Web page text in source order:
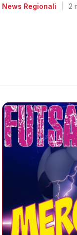
News Regionali 2